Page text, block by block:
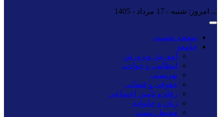
... امروز: شنبه - 17 مرداد - 1405
صفحه نخست
جامعه
آموزش وپرورش
انتظامی و حوادث
بهزیستی
حقوقی و قضائی
رفاه و تأمین اجتماعی
زنان و خانواده
محیط زیست